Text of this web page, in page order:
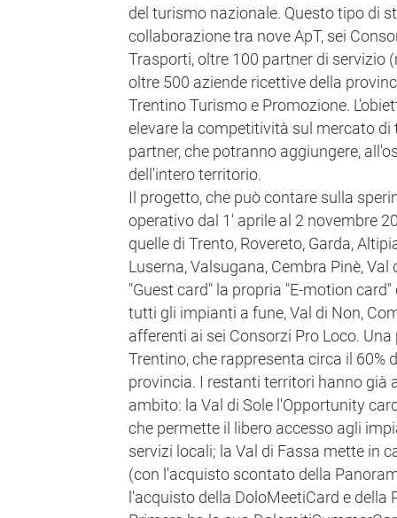
del turismo nazionale. Questo tipo di
collaborazione tra nove ApT, sei
Trasporti, oltre 100 partner di servizio
oltre 500 aziende ricettive della
Trentino Turismo e Promozione.
elevare la competitività sul mercato di
partner, che potranno aggiungere,
dell'intero territorio.
Il progetto, che può contare sulla
operativo dal 1' aprile al 2 novembre
quelle di Trento, Rovereto, Garda,
Luserna, Valsugana, Cembra Pinè,
"Guest card" la propria "E-motion
tutti gli impianti a fune, Val di Non,
afferenti ai sei Consorzi Pro Loco.
Trentino, che rappresenta circa il 60%
provincia. I restanti territori hanno già
ambito: la Val di Sole l'Opportunity
che permette il libero accesso agli
servizi locali; la Val di Fassa mette in
(con l'acquisto scontato della
l'acquisto della DoloMeetiCard e della